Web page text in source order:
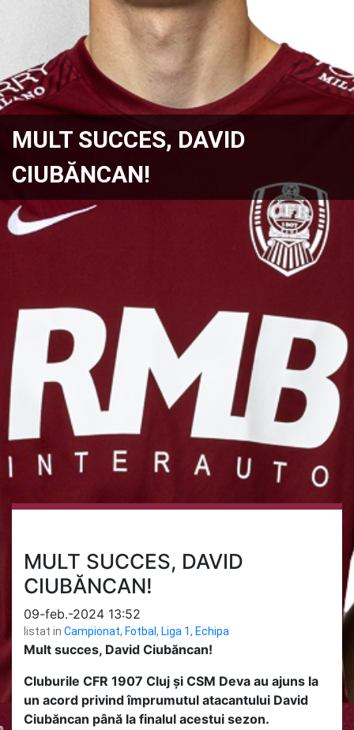
MULT SUCCES, DAVID
CIUBĂNCAN!
MULT SUCCES, DAVID
CIUBĂNCAN!
09-feb.-2024 13:52
listat in Campionat, Fotbal , Liga 1, Echipa
Mult succes, David Ciubăncan!
Cluburile CFR 1907 Cluj și CSM Deva au ajuns la
un acord privind împrumutul atacantului David
Ciubăncan până la finalul acestui sezon.